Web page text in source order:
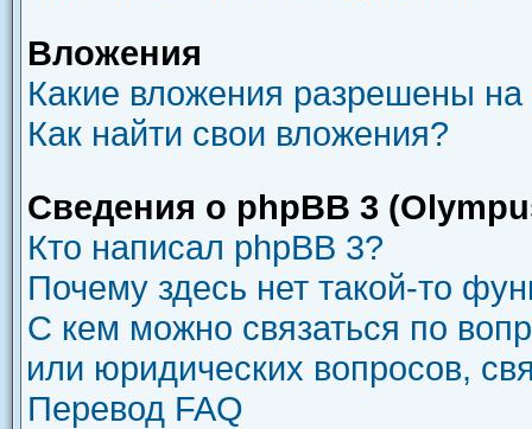
Вложения
Какие вложения разрешены
Как найти свои вложения?
Сведения о phpBB 3
Кто написал phpBB 3?
Почему здесь нет такой-то
С кем можно связаться по
или юридических вопросов,
Перевод FAQ